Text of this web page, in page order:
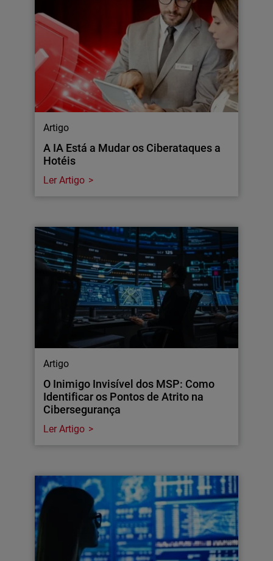
Artigo
A IA Está a Mudar os Ciberataques a
Hotéis
Ler Artigo
Artigo
O Inimigo Invisível dos MSP: Como
Identificar os Pontos de Atrito na
Cibersegurança
Ler Artigo